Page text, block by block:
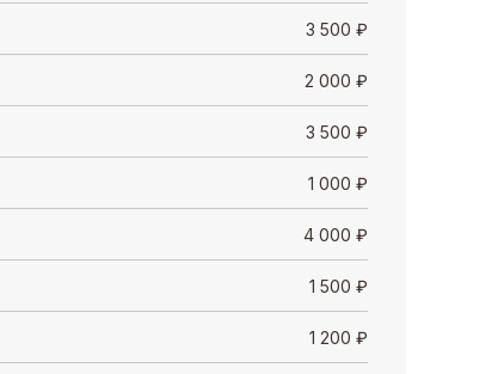
3 500 ₽
2 000 ₽
3 500 ₽
1 000 ₽
4 000 ₽
1 500 ₽
1 200 ₽